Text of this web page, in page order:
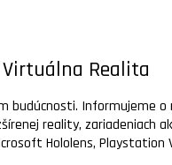
Virtuálna Realita
budúcnosti. Informujeme o
reality, zariadeniach
Hololens, Playstation